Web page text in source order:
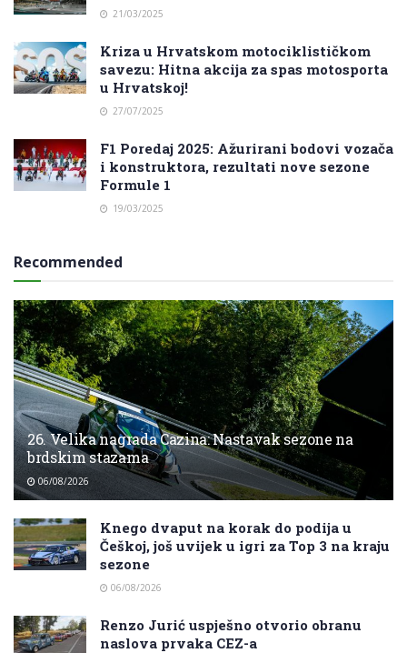
21/03/2025
Kriza u Hrvatskom motociklističkom
savezu: Hitna akcija za spas motosporta
u Hrvatskoj!
27/07/2025
F1 Poredaj 2025: Ažurirani bodovi vozača
i konstruktora, rezultati nove sezone
Formule 1
19/03/2025
Recommended
26. Velika nagrada Cazina: Nastavak sezone na
brdskim stazama
06/08/2026
Knego dvaput na korak do podija u
Češkoj, još uvijek u igri za Top 3 na kraju
sezone
06/08/2026
Renzo Jurić uspješno otvorio obranu
naslova prvaka CEZ-a